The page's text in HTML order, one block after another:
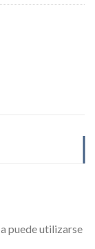
puede utilizarse